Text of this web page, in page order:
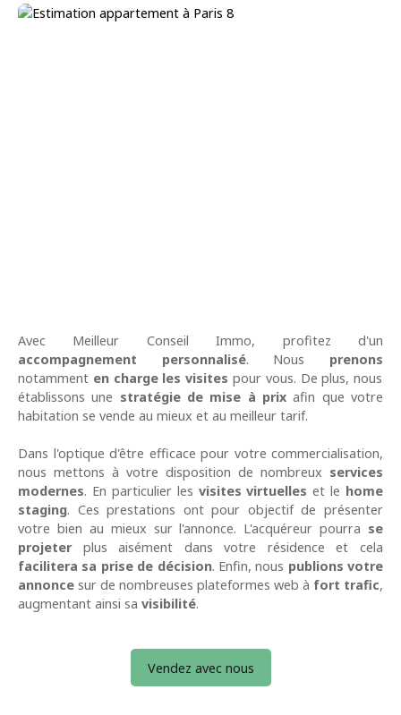
Avec Meilleur Conseil Immo, profitez d'un
accompagnement personnalisé. Nous prenons
notamment en charge les visitespour vous. De plus, nous
établissons une stratégie de mise à prix afin que votre
habitation se vende au mieux et au meilleur tarif.
Dans l'optique d'être efficace pour votre commercialisation,
nous mettons à votre disposition de nombreux services
modernes. En particulier les visites virtuelles et le home
staging. Ces prestations ont pour objectif de présenter
votre bien au mieux sur l'annonce. L'acquéreur pourra se
projeterplus aisément dans votre résidence et cela
facilitera sa prise de décision. Enfin, nous publions votre
annonce sur de nombreuses plateformes web à fort trafic,
augmentant ainsi sa visibilité.
Vendez avec nous